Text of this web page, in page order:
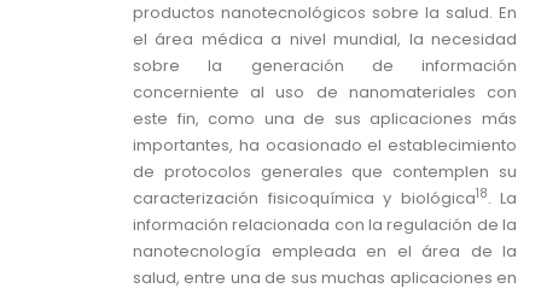
productos nanotecnológicos sobre la salud. En
el área médica a nivel mundial, la necesidad
sobre la generación de información
concerniente al uso de nanomateriales con
este fin, como una de sus aplicaciones más
importantes, ha ocasionado el establecimiento
de protocolos generales que contemplen su
caracterización fisicoquímica y biológica18. La
información relacionada con la regulación de la
nanotecnología empleada en el área de la
salud, entre una de sus muchas aplicaciones en